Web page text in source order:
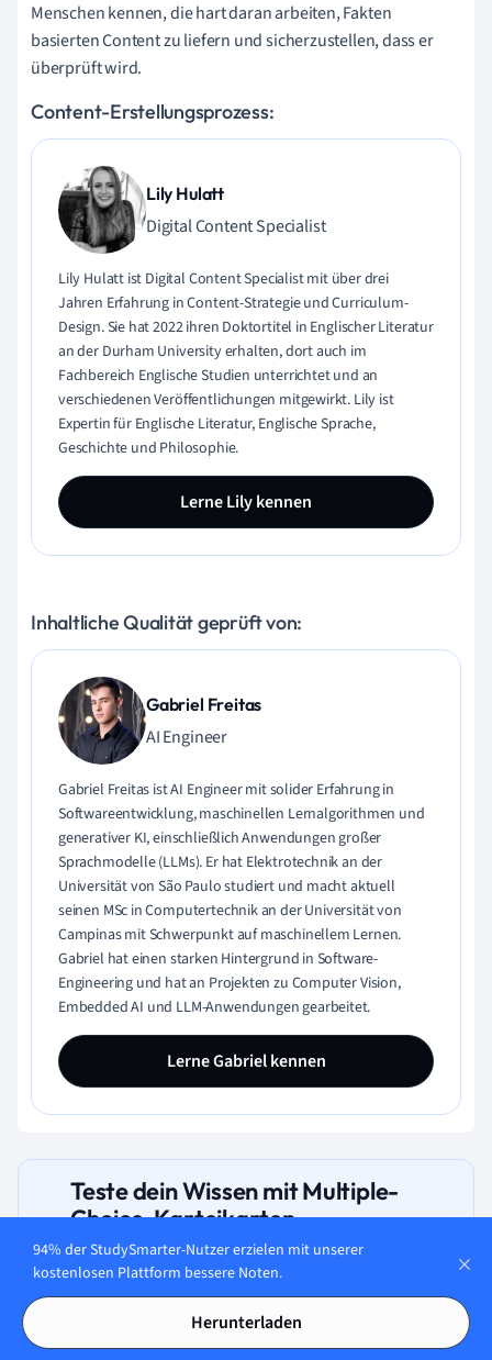
Menschen kennen, die hart daran arbeiten, Fakten
basierten Content zu liefern und sicherzustellen, dass er
überprüft wird.
Content-Erstellungsprozess:
Lily Hulatt
Digital Content Specialist
Lily Hulatt ist Digital Content Specialist mit über drei
Jahren Erfahrung in Content-Strategie und Curriculum-
Design. Sie hat 2022 ihren Doktortitel in Englischer Literatur
an der Durham University erhalten, dort auch im
Fachbereich Englische Studien unterrichtet und an
verschiedenen Veröffentlichungen mitgewirkt. Lily ist
Expertin für Englische Literatur, Englische Sprache,
Geschichte und Philosophie.
Lerne Lily kennen
Inhaltliche Qualität geprüft von:
Gabriel Freitas
AI Engineer
Gabriel Freitas ist AI Engineer mit solider Erfahrung in
Softwareentwicklung, maschinellen Lernalgorithmen und
generativer KI, einschließlich Anwendungen großer
Sprachmodelle (LLMs). Er hat Elektrotechnik an der
Universität von São Paulo studiert und macht aktuell
seinen MSc in Computertechnik an der Universität von
Campinas mit Schwerpunkt auf maschinellem Lernen.
Gabriel hat einen starken Hintergrund in Software-
Engineering und hat an Projekten zu Computer Vision,
Embedded AI und LLM-Anwendungen gearbeitet.
Lerne Gabriel kennen
Teste dein Wissen mit Multiple-
Choice-Karteikarten
Was sind häufige unerwünschte
94% der StudySmarter-Nutzer erzielen mit unserer
kostenlosen Plattform bessere Noten.
Herunterladen